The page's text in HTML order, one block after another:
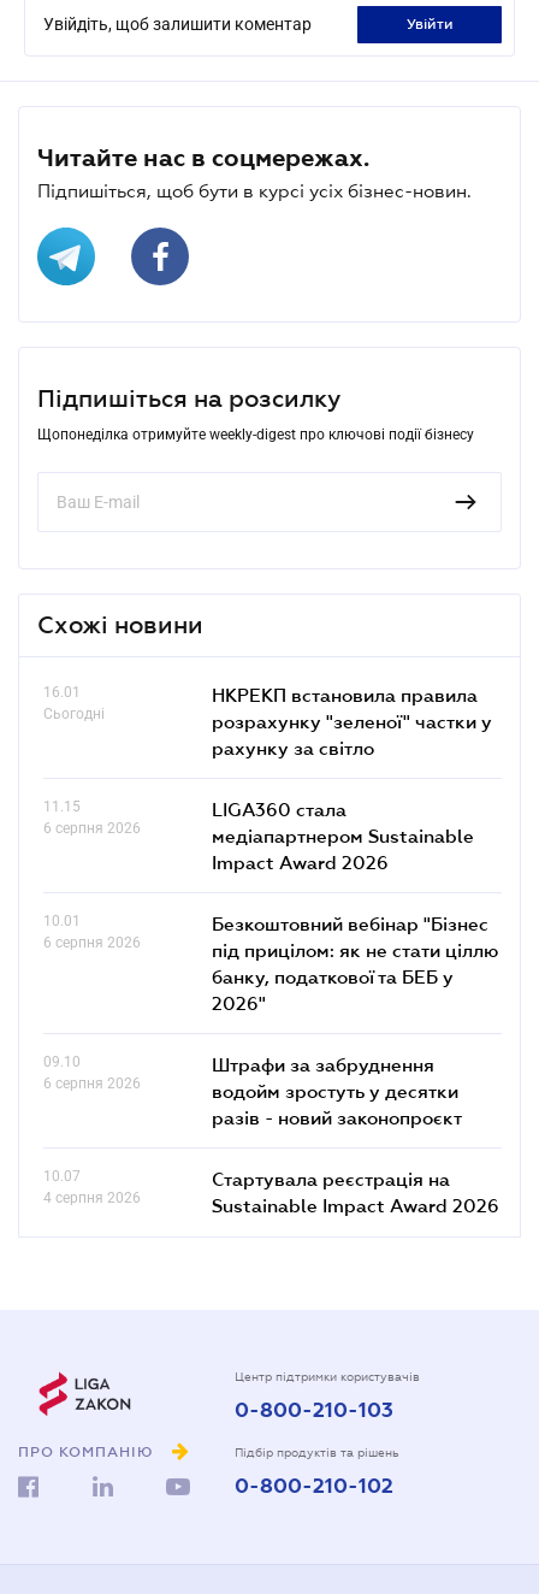
Увійдіть, щоб залишити коментар увійти
Читайте нас в соцмережах.
Підпишіться, щоб бути в курсі усіх бізнес-новин.
Підпишіться на розсилку
Щопонеділка отримуйте weekly-digest про ключові події бізнесу
Схожі новини
16.01
Сьогодні
НКРЕКП встановила правила
розрахунку "зеленої" частки у
рахунку за світло
11.15
6 серпня 2026
LIGA360 стала
медіапартнером Sustainable
Impact Award 2026
10.01
6 серпня 2026
Безкоштовний вебінар "Бізнес
під прицілом: як не стати ціллю
банку, податкової та БЕБ у
2026"
09.10
6 серпня 2026
Штрафи за забруднення
водойм зростуть у десятки
разів - новий законопроєкт
10.07
4 серпня 2026
Стартувала реєстрація на
Sustainable Impact Award 2026
ПРО КОМПАНІЮ
Центр підтримки користувачів
0-800-210-103
Підбір продуктів та рішень
0-800-210-102